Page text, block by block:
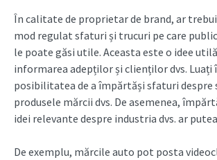
În calitate de proprietar de brand, ar
mod regulat sfaturi și trucuri pe care
le poate găsi utile. Aceasta este o idee
informarea adepților și clienților dvs. Luați
posibilitatea de a împărtăși sfaturi despre
produsele mărcii dvs. De asemenea,
idei relevante despre industria dvs. ar
De exemplu, mărcile auto pot posta